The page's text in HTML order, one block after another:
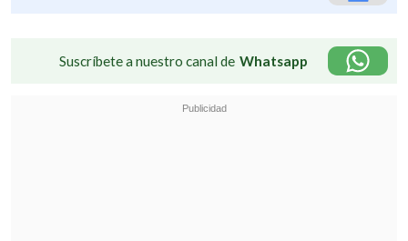
Suscríbete a nuestro canal de Whatsapp